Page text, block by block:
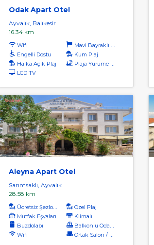
Odak Apart Otel
Ayvalık, Balıkesir
16.34 km
Wifi
Mavi Bayraklı Plaj
Engelli Dostu
Kum Plaj
Halka Açık Plaj
Plaja Yürüme Mesafesi
LCD TV
Aleyna Apart Otel
Sarımsaklı, Ayvalık
28.58 km
Ücretsiz Şezlong
Özel Plaj
Mutfak Eşyaları
Klimalı
Buzdolabı
Balkonlu Odalar
Wifi
Ortak Salon / Tv Alanı